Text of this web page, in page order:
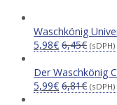
Waschkönig
5,98€ 6,45€ (sDPH)
Der Waschkönig
5,99€ 6,81€ (sDPH)